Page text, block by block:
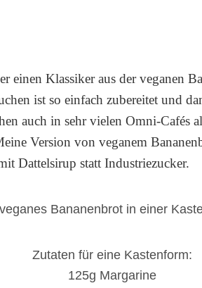
einen Klassiker aus der veganen
ist so einfach zubereitet und
auch in sehr vielen Omni-Cafés
Version von veganem
Dattelsirup statt Industriezucker.
Zutaten für eine Kastenform:
125g Margarine